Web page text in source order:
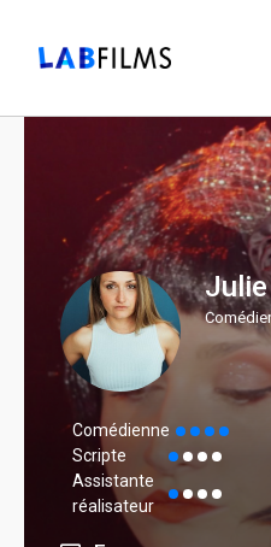
Comédienne
Scripte
Assistante
réalisateur